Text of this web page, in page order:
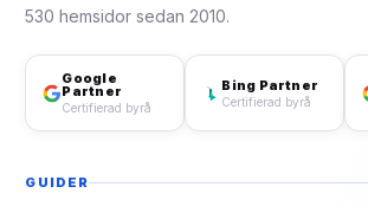
530 hemsidor sedan 2010.
Google
Partner
Certifierad byrå
Bing Partner
Certifierad byrå
GUIDER